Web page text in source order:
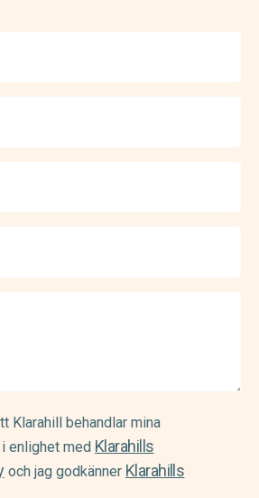
Klarahill behandlar mina
enlighet med Klarahills
och jag godkänner Klarahills